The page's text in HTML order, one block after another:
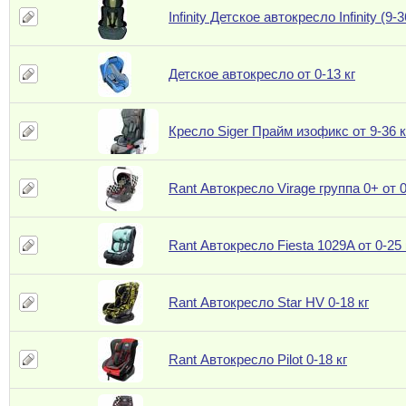
Infinity Детское автокресло Infinity (9-
Детское автокресло от 0-13 кг
Кресло Siger Прайм изофикс от 9-36
Rant Автокресло Virage группа 0+ от
Rant Автокресло Fiesta 1029A от 0-25
Rant Автокресло Star HV 0-18 кг
Rant Автокресло Pilot 0-18 кг